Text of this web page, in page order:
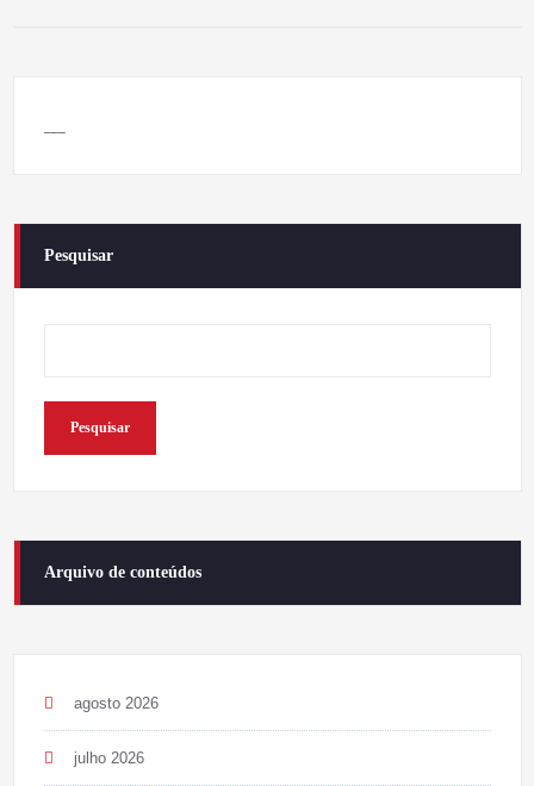
Pesquisar
Pesquisar
Arquivo de conteúdos
agosto 2026
julho 2026